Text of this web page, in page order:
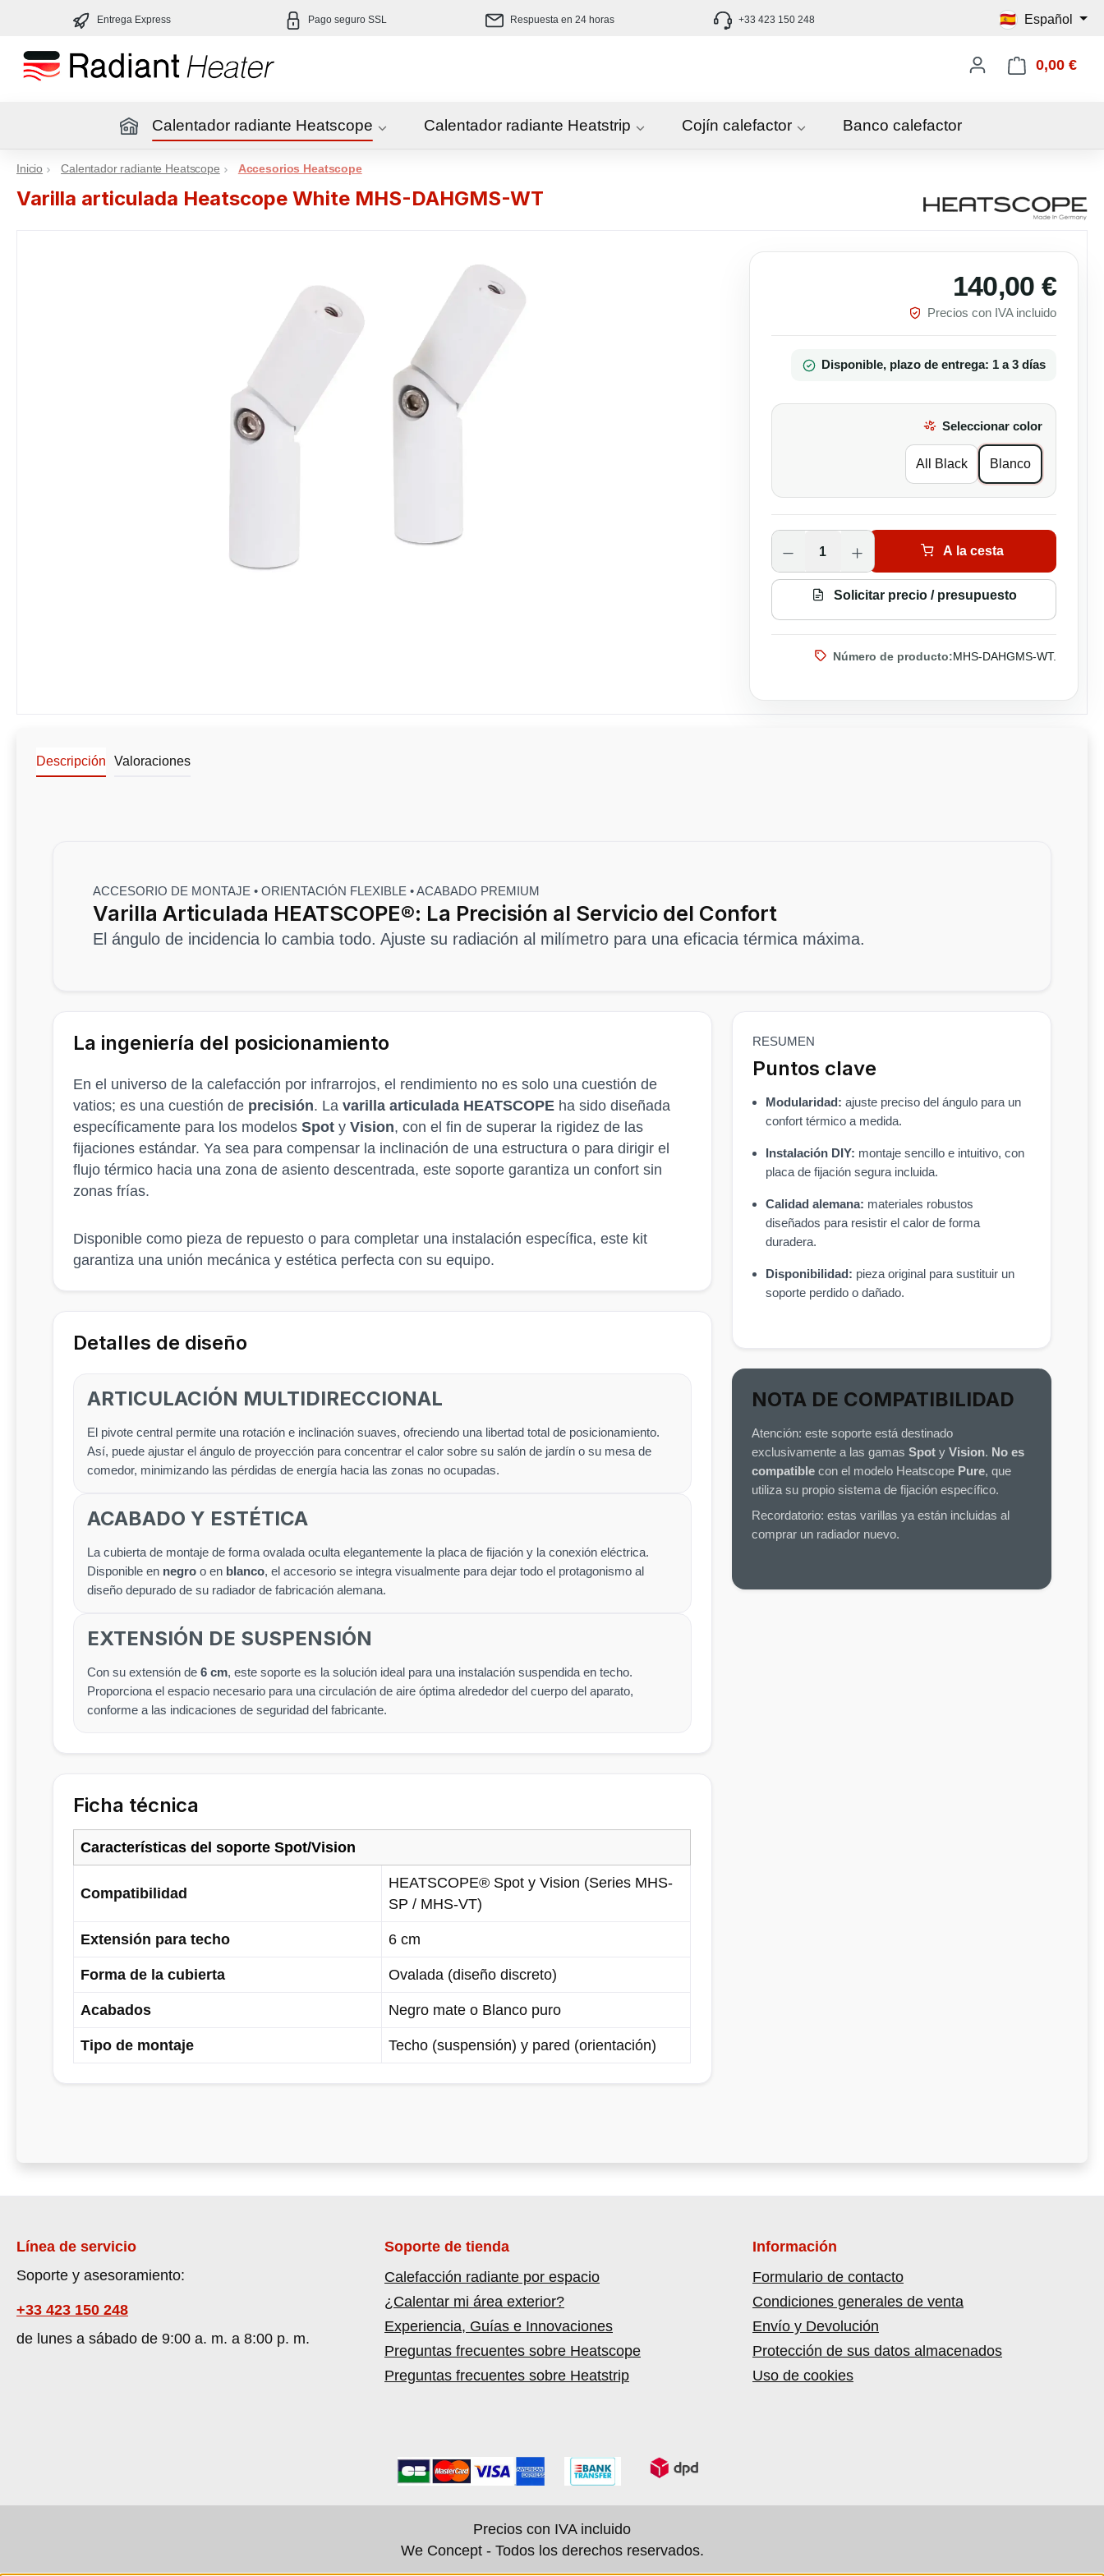
al contenido principal
Saltar a la navegación principal
Entrega Express Pago seguro SSL Respuesta en 24 horas +33 423 150 248 🇪🇸 Español
0,00 €El
Inicio
Calentador radiante Heatscope Calentador radiante Heatstrip Cojín calefactor Banco calefactor
Inicio Calentador radiante Heatscope Accesorios Heatscope
Varilla articulada Heatscope White MHS-DAHGMS-WT
Precio
140,00 €
Precios con IVA incluido
Disponible, plazo de entrega: 1 a 3 días
Seleccionar color
All Black Blanco
Cantidad del producto: introduce la
A la cesta
Solicitar precio / presupuesto
Número de producto:MHS-DAHGMS-WT.
Descripción Valoraciones
ACCESORIO DE MONTAJE • ORIENTACIÓN FLEXIBLE • ACABADO PREMIUM
Varilla Articulada HEATSCOPE®: La Precisión al Servicio del Confort
El ángulo de incidencia lo cambia todo. Ajuste su radiación al milímetro para una eficacia térmica máxima.
La ingeniería del posicionamiento
En el universo de la calefacción por infrarrojos, el rendimiento no es solo una cuestión de
vatios; es una cuestión de precisión. La varilla articulada HEATSCOPE ha sido diseñada
específicamente para los modelos Spot y Vision, con el fin de superar la rigidez de las
fijaciones estándar. Ya sea para compensar la inclinación de una estructura o para dirigir el
flujo térmico hacia una zona de asiento descentrada, este soporte garantiza un confort sin
zonas frías.
Disponible como pieza de repuesto o para completar una instalación específica, este kit
garantiza una unión mecánica y estética perfecta con su equipo.
Detalles de diseño
ARTICULACIÓN MULTIDIRECCIONAL
El pivote central permite una rotación e inclinación suaves, ofreciendo una libertad total de posicionamiento.
Así, puede ajustar el ángulo de proyección para concentrar el calor sobre su salón de jardín o su mesa de
comedor, minimizando las pérdidas de energía hacia las zonas no ocupadas.
ACABADO Y ESTÉTICA
La cubierta de montaje de forma ovalada oculta elegantemente la placa de fijación y la conexión eléctrica.
Disponible en negro o en blanco, el accesorio se integra visualmente para dejar todo el protagonismo al
diseño depurado de su radiador de fabricación alemana.
EXTENSIÓN DE SUSPENSIÓN
Con su extensión de 6 cm, este soporte es la solución ideal para una instalación suspendida en techo.
Proporciona el espacio necesario para una circulación de aire óptima alrededor del cuerpo del aparato,
conforme a las indicaciones de seguridad del fabricante.
Ficha técnica
Características del soporte Spot/Vision
Compatibilidad
HEATSCOPE® Spot y Vision (Series MHS-
SP / MHS-VT)
Extensión para techo 6 cm
Forma de la cubierta Ovalada (diseño discreto)
Acabados Negro mate o Blanco puro
Tipo de montaje Techo (suspensión) y pared (orientación)
RESUMEN
Puntos clave
Modularidad: ajuste preciso del ángulo para un
confort térmico a medida.
Instalación DIY: montaje sencillo e intuitivo, con
placa de fijación segura incluida.
Calidad alemana: materiales robustos
diseñados para resistir el calor de forma
duradera.
Disponibilidad: pieza original para sustituir un
soporte perdido o dañado.
NOTA DE COMPATIBILIDAD
Atención: este soporte está destinado
exclusivamente a las gamas Spoty Vision. No es
compatiblecon el modelo Heatscope Pure, que
utiliza su propio sistema de fijación específico.
Recordatorio: estas varillas ya están incluidas al
comprar un radiador nuevo.
Línea de servicio
Soporte y asesoramiento:
+33 423 150 248
de lunes a sábado de 9:00 a. m. a 8:00 p. m.
Soporte de tienda
Calefacción radiante por espacio
¿Calentar mi área exterior?
Experiencia, Guías e Innovaciones
Preguntas frecuentes sobre Heatscope
Preguntas frecuentes sobre Heatstrip
Información
Formulario de contacto
Condiciones generales de venta
Envío y Devolución
Protección de sus datos almacenados
Uso de cookies
Precios con IVA incluido
We Concept - Todos los derechos reservados.